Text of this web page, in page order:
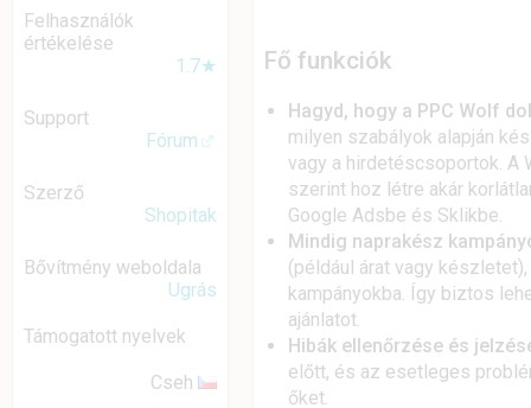
Felhasználók
értékelése
1.7★
Support
Fórum
Szerző
Shopitak
Bővítmény weboldala
Ugrás
Támogatott nyelvek
Cseh
Fő funkciók
Hagyd, hogy a PPC Wolf
milyen szabályok alapján
vagy a hirdetéscsoportok. A
szerint hoz létre akár
Google Adsbe és Sklikbe.
Mindig naprakész
(például árat vagy
kampányokba. Így biztos
ajánlatot.
Hibák ellenőrzése és
előtt, és az esetleges
őket.